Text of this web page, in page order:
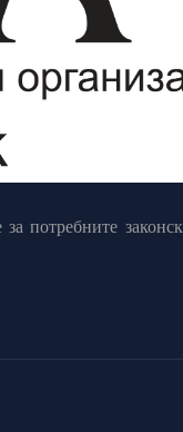
потребните